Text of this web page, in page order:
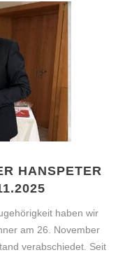
HANSPETER
haben wir
am 26. November
verabschiedet. Seit